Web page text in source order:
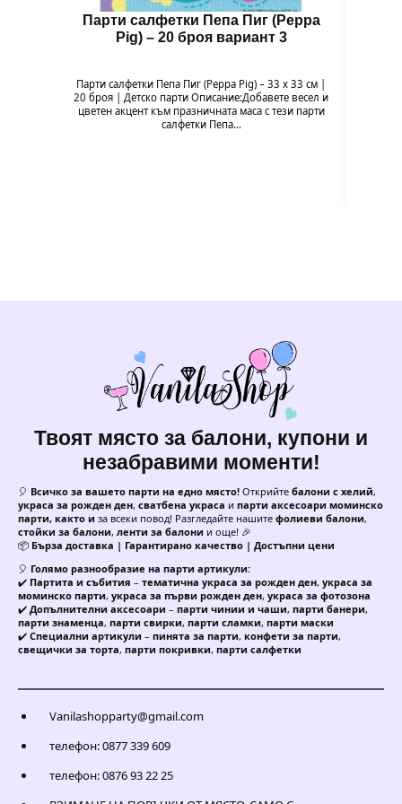
Парти салфетки Пепа Пиг (Peppa
Pig) – 20 броя вариант 3
Парти салфетки Пепа Пиг (Peppa Pig) – 33 x 33 см |
20 броя | Детско парти Описание:Добавете весел и
цветен акцент към празничната маса с тези парти
салфетки Пепа…
Твоят място за балони, купони и
незабравими моменти!
🎈 Всичко за вашето парти на едно място! Открийте балони с хелий,
украса за рожден ден, сватбена украса и парти аксесоари моминско
парти, както и за всеки повод! Разгледайте нашите фолиеви балони,
стойки за балони, ленти за балони и още! 🎉
📦 Бърза доставка | Гарантирано качество | Достъпни цени
🎈 Голямо разнообразие на парти артикули:
✔️ Партита и събития – тематична украса за рожден ден, украса за
моминско парти, украса за първи рожден ден, украса за фотозона
✔️ Допълнителни аксесоари – парти чинии и чаши, парти банери,
парти знаменца, парти свирки, парти сламки, парти маски
✔️ Специални артикули – пинята за парти, конфети за парти,
свещички за торта, парти покривки, парти салфетки
Vanilashopparty@gmail.com
телефон: 0877 339 609
телефон: 0876 93 22 25